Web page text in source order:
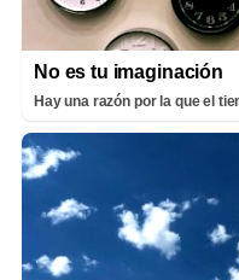
No es tu imaginación
Hay una razón por la que el